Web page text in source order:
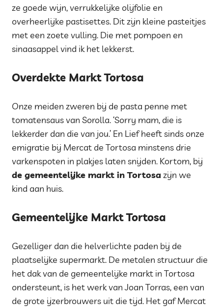
ze goede wijn, verrukkelijke olijfolie en
overheerlijke pastisettes. Dit zijn kleine pasteitjes
met een zoete vulling. Die met pompoen en
sinaasappel vind ik het lekkerst.
Overdekte Markt Tortosa
Onze meiden zweren bij de pasta penne met
tomatensaus van Sorolla. ‘Sorry mam, die is
lekkerder dan die van jou.’ En Lief heeft sinds onze
emigratie bij Mercat de Tortosa minstens drie
varkenspoten in plakjes laten snijden. Kortom, bij
de gemeentelijke markt in Tortosa zijn we
kind aan huis.
Gemeentelijke Markt Tortosa
Gezelliger dan die helverlichte paden bij de
plaatselijke supermarkt. De metalen structuur die
het dak van de gemeentelijke markt in Tortosa
ondersteunt, is het werk van Joan Torras, een van
de grote ijzerbrouwers uit die tijd. Het gaf Mercat